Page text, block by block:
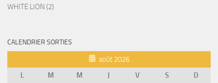
WHITE LION (2)
CALENDRIER SORTIES
août 2026
L
M M J V S D